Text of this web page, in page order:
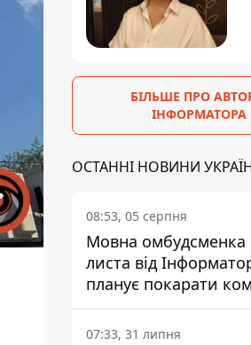
БІЛЬШЕ ПРО
ІНФОРМАТОРА
ОСТАННІ НОВИНИ
08:53, 05 серпня
Мовна омбудсменка
листа від
планує покарати
підрядника
07:33, 31 липня